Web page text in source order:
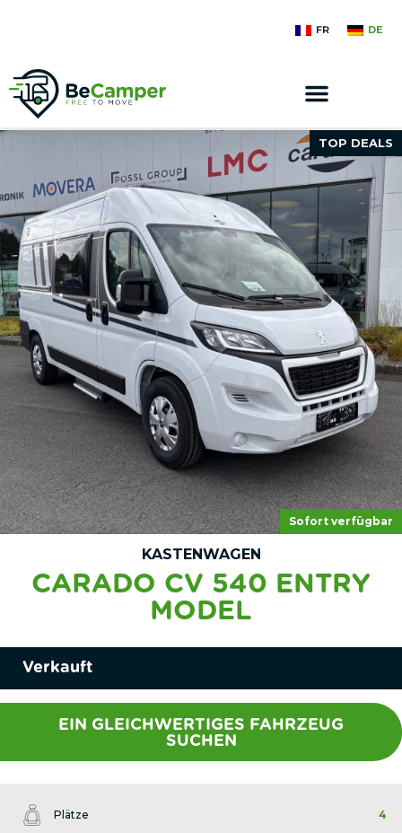
FR DE
TOP DEALS
Sofort verfügbar
KASTENWAGEN
CARADO CV 540 ENTRY
MODEL
Verkauft
EIN GLEICHWERTIGES FAHRZEUG
SUCHEN
Plätze 4